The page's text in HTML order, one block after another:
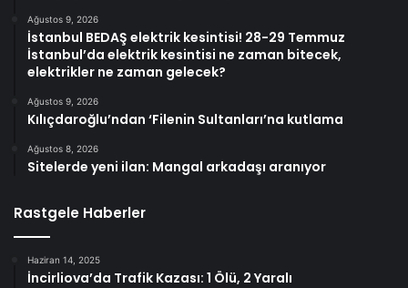
Ağustos 9, 2026
İstanbul BEDAŞ elektrik kesintisi! 28-29 Temmuz
İstanbul’da elektrik kesintisi ne zaman bitecek,
elektrikler ne zaman gelecek?
Ağustos 9, 2026
Kılıçdaroğlu’ndan ‘Filenin Sultanları’na kutlama
Ağustos 8, 2026
Sitelerde yeni ilan: Mangal arkadaşı aranıyor
Rastgele Haberler
Haziran 14, 2025
İncirliova’da Trafik Kazası: 1 Ölü, 2 Yaralı